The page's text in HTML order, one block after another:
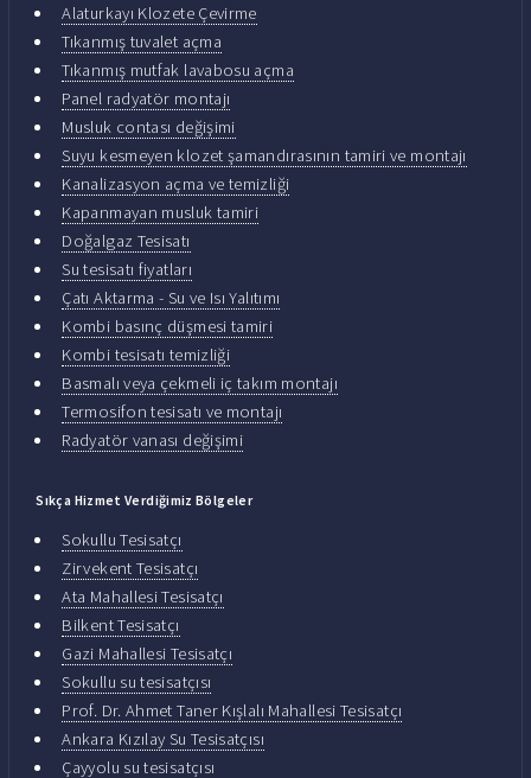
Alaturkayı Klozete Çevirme
Tıkanmış tuvalet açma
Tıkanmış mutfak lavabosu açma
Panel radyatör montajı
Musluk contası değişimi
Suyu kesmeyen klozet şamandırasının tamiri ve montajı
Kanalizasyon açma ve temizliği
Kapanmayan musluk tamiri
Doğalgaz Tesisatı
Su tesisatı fiyatları
Çatı Aktarma - Su ve Isı Yalıtımı
Kombi basınç düşmesi tamiri
Kombi tesisatı temizliği
Basmalı veya çekmeli iç takım montajı
Termosifon tesisatı ve montajı
Radyatör vanası değişimi
Sıkça Hizmet Verdiğimiz Bölgeler
Sokullu Tesisatçı
Zirvekent Tesisatçı
Ata Mahallesi Tesisatçı
Bilkent Tesisatçı
Gazi Mahallesi Tesisatçı
Sokullu su tesisatçısı
Prof. Dr. Ahmet Taner Kışlalı Mahallesi Tesisatçı
Ankara Kızılay Su Tesisatçısı
Çayyolu su tesisatçısı